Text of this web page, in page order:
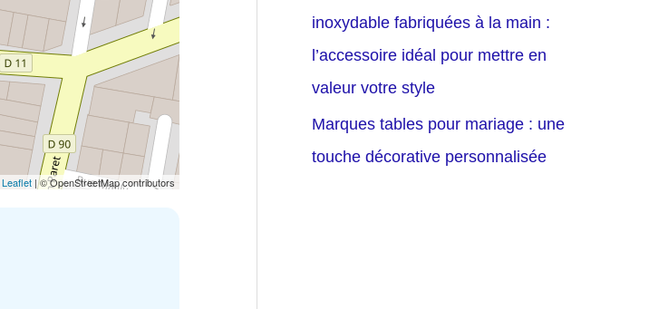
Leaflet | © OpenStreetMap contributors
inoxydable fabriquées à la main :
l’accessoire idéal pour mettre en
valeur votre style
Marques tables pour mariage : une
touche décorative personnalisée